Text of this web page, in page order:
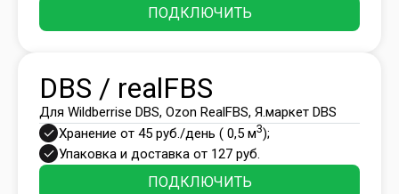
ПОДКЛЮЧИТЬ
DBS / realFBS
Для Wildberrise DBS, Ozon RealFBS, Я.маркет DBS
Хранение от 45 руб./день ( 0,5 м3);
Упаковка и доставка от 127 руб.
ПОДКЛЮЧИТЬ